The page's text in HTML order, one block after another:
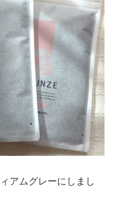
アムグレーにしまし